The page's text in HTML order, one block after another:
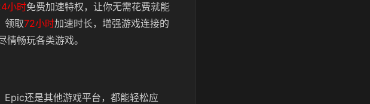
小时免费加速特权，让你无需花费就能
领取72小时加速时长，增强游戏连接的
情畅玩各类游戏。
还是其他游戏平台，都能轻松应